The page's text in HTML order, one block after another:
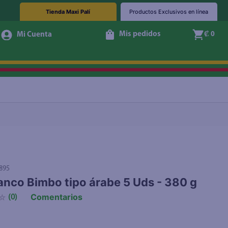
Tienda Maxi Palí Productos Exclusivos en línea
Mis pedidos ₡ 0
Bimbo tipo árabe 5 Uds - 380 g
☆ (0) Comentarios